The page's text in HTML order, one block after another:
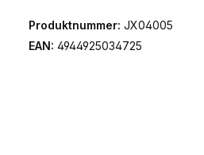
Produktnummer: JX04005
EAN: 4944925034725